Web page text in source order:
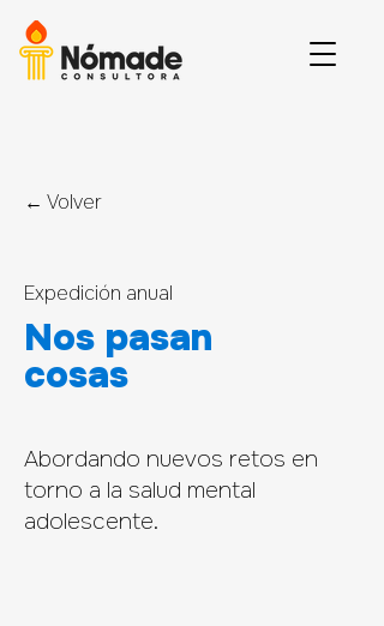
← Volver
Expedición anual
Nos pasan
cosas
Abordando nuevos retos en
torno a la salud mental
adolescente.